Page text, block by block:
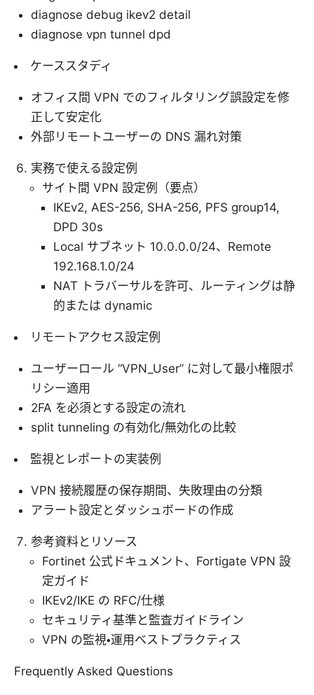
diagnose debug ikev2 detail
diagnose vpn tunnel dpd
ケーススタディ
オフィス間 VPN でのフィルタリング誤設定を修
正して安定化
外部リモートユーザーの DNS 漏れ対策
実務で使える設定例
サイト間 VPN 設定例（要点）
IKEv2, AES-256, SHA-256, PFS group14,
DPD 30s
Local サブネット 10.0.0.0/24、Remote
192.168.1.0/24
NAT トラバーサルを許可、ルーティングは静
的または dynamic
リモートアクセス設定例
ユーザーロール “VPN_User” に対して最小権限ポ
リシー適用
2FA を必須とする設定の流れ
split tunneling の有効化/無効化の比較
監視とレポートの実装例
VPN 接続履歴の保存期間、失敗理由の分類
アラート設定とダッシュボードの作成
参考資料とリソース
Fortinet 公式ドキュメント、Fortigate VPN 設
定ガイド
IKEv2/IKE の RFC/仕様
セキュリティ基準と監査ガイドライン
VPN の監視・運用ベストプラクティス
Frequently Asked Questions